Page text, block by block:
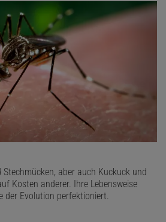
Stechmücken, aber auch Kuckuck und
Kosten anderer. Ihre Lebensweise
der Evolution perfektioniert.